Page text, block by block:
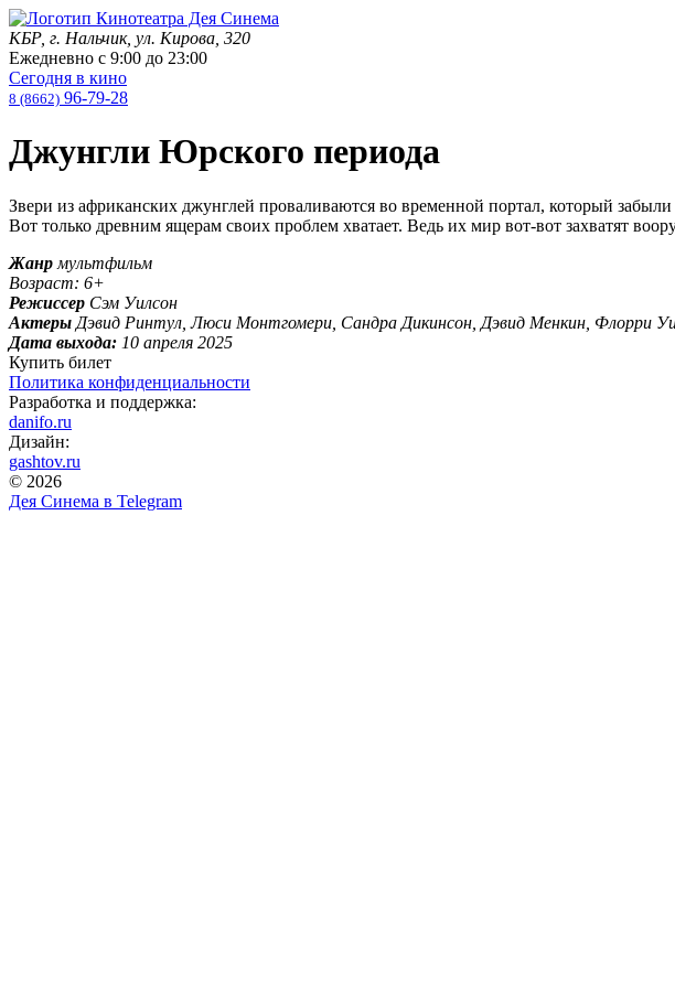
КБР, г. Нальчик, ул. Кирова, 320
Ежедневно с 9:00 до 23:00
Сегодня в кино
8 (8662) 96-79-28
Джунгли Юрского периода
Звери из африканских джунглей проваливаются во временной портал, который
Вот только древним ящерам своих проблем хватает. Ведь их мир вот-вот захватят
Жанр мультфильм
Возраст: 6+
Режиссер Сэм Уилсон
Актеры Дэвид Ринтул, Люси Монтгомери, Сандра Дикинсон, Дэвид Менкин, Флорри
Дата выхода: 10 апреля 2025
Купить билет
Политика конфиденциальности
Разработка и поддержка:
danifo.ru
Дизайн:
gashtov.ru
© 2026
Дея Синема в Telegram